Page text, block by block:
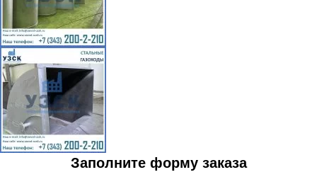
Заполните форму заказа